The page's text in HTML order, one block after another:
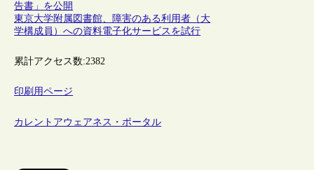
告書」を公開
東京大学附属図書館、障害のある利用者（大
学構成員）への資料電子化サービスを試行
累計アクセス数:2382
印刷用ページ
カレントアウェアネス・ポータル